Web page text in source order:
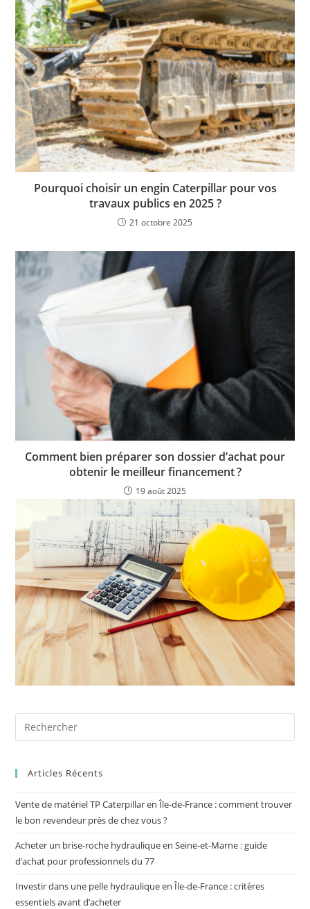
Pourquoi choisir un engin Caterpillar pour vos
travaux publics en 2025 ?
21 octobre 2025
Comment bien préparer son dossier d’achat pour
obtenir le meilleur financement ?
19 août 2025
Articles Récents
Vente de matériel TP Caterpillar en Île-de-France : comment trouver
le bon revendeur près de chez vous ?
Acheter un brise-roche hydraulique en Seine-et-Marne : guide
d’achat pour professionnels du 77
Investir dans une pelle hydraulique en Île-de-France : critères
essentiels avant d’acheter